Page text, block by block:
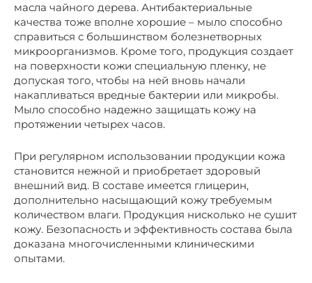
масла чайного дерева. Антибактериальные
качества тоже вполне хорошие – мыло способно
справиться с большинством болезнетворных
микроорганизмов. Кроме того, продукция создает
на поверхности кожи специальную пленку, не
допуская того, чтобы на ней вновь начали
накапливаться вредные бактерии или микробы.
Мыло способно надежно защищать кожу на
протяжении четырех часов.
При регулярном использовании продукции кожа
становится нежной и приобретает здоровый
внешний вид. В составе имеется глицерин,
дополнительно насыщающий кожу требуемым
количеством влаги. Продукция нисколько не сушит
кожу. Безопасность и эффективность состава была
доказана многочисленными клиническими
опытами.